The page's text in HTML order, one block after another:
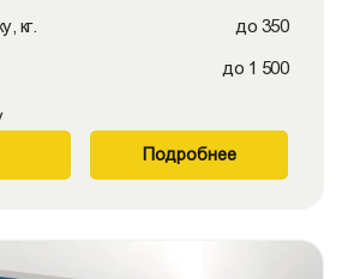
кг. до 350
до 1 500
Подробнее